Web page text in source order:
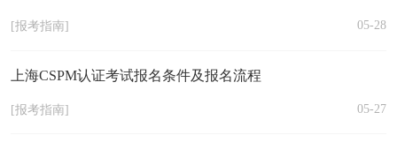
[报考指南] 05-28
上海CSPM认证考试报名条件及报名流程
[报考指南] 05-27